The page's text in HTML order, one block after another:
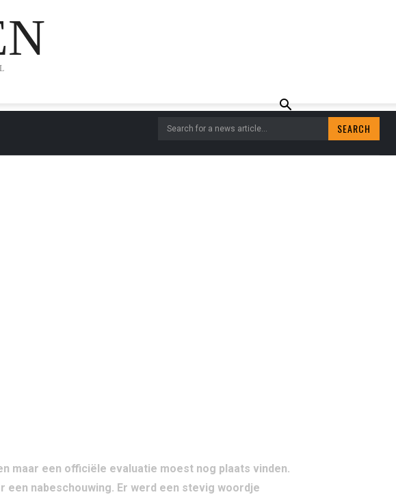
Search for a news article... SEARCH
maar een officiële evaluatie moest nog plaats vinden.
nabeschouwing. Er werd een stevig woordje